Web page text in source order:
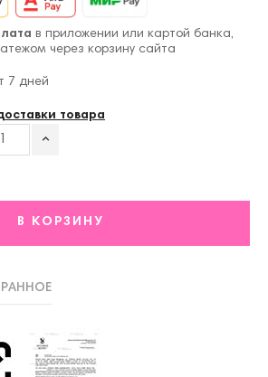
в приложении или картой банка,
через корзину сайта
7 дней
товара
В КОРЗИНУ